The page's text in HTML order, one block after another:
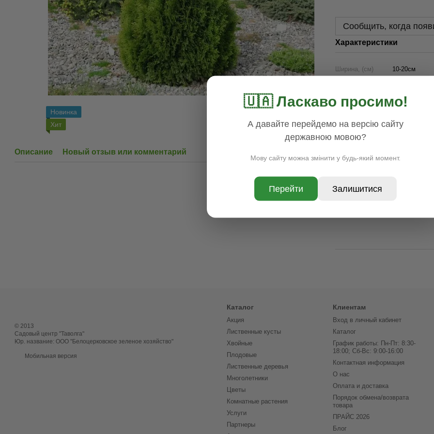
Новинка
Хит
Описание Новый отзыв или комментарий
Сообщить, когда
Характеристики
Ширина, (см)
10-20см
Цена
250.00
Наличие
Нет в наличии
Раздел
© 2013
Садовый центр "Таволга"
Юр. название: ООО "Белоцерковское зеленое хозяйство"
Мобильная версия
Каталог
Акция
Лиственные кусты
Хвойные
Плодовые
Лиственные деревья
Многолетники
Цветы
Комнатные растения
Услуги
Партнеры
Клиентам
Вход в личный кабинет
Каталог
График работы: Пн-Пт: 8:30-
18:00; Сб-Вс: 9:00-16:00
Контактная информация
О нас
Оплата и доставка
Порядок обмена/возврата
товара
ПРАЙС 2026
Блог
🇺🇦 Ласкаво просимо!
А давайте перейдемо на версію сайту
державною мовою?
Мову сайту можна змінити у будь-який момент.
Перейти Залишитися